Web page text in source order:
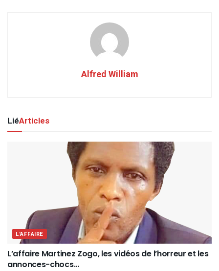
Alfred William
LiéArticles
L'AFFAIRE
L’affaire Martinez Zogo, les vidéos de l’horreur et les
annonces-chocs…